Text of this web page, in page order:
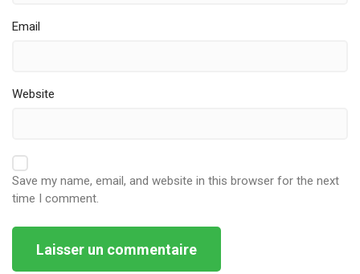
Email
Website
Save my name, email, and website in this browser for the next
time I comment.